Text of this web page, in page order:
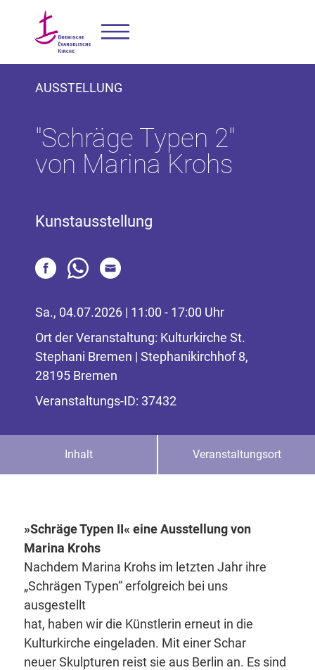
AUSSTELLUNG
"Schräge Typen 2"
von Marina Krohs
Kunstausstellung
Sa., 04.07.2026 | 11:00 - 17:00 Uhr
Ort der Veranstaltung: Kulturkirche St.
Stephani Bremen | Stephanikirchhof 8,
28195 Bremen
Veranstaltungs-ID: 37432
Inhalt Veranstaltungsort
»Schräge Typen II« eine Ausstellung von
Marina Krohs
Nachdem Marina Krohs im letzten Jahr ihre
„Schrägen Typen“ erfolgreich bei uns
ausgestellt
hat, haben wir die Künstlerin erneut in die
Kulturkirche eingeladen. Mit einer Schar
neuer Skulpturen reist sie aus Berlin an. Es sind